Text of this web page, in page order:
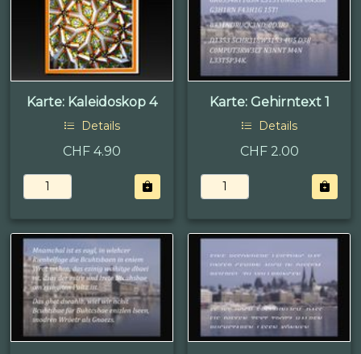
Karte: Kaleidoskop 4
Details
CHF 4.90
Karte: Gehirntext 1
Details
CHF 2.00